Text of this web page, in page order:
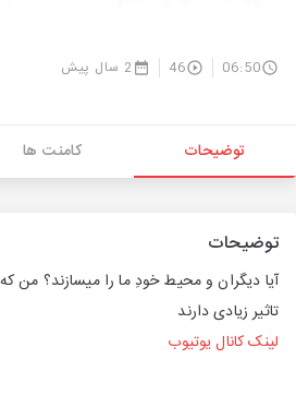
06:50
46 2 سال پیش
توضیحات کامنت ها
توضیحات
آیا دیگران و محیط خودِ ما را میسازند؟ من که
تاثیر زیادی دارند
لینک کانال یوتیوب